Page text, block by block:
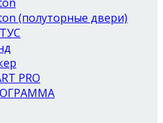
(полуторные двери)
PRO